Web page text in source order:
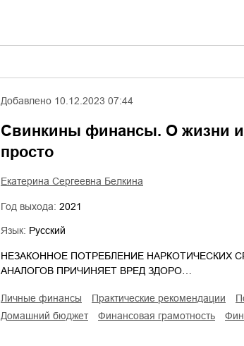
Добавлено 10.12.2023 07:44
Свинкины финансы. О жизни и
просто
Екатерина Сергеевна Белкина
Год выхода: 2021
Язык: Русский
НЕЗАКОННОЕ ПОТРЕБЛЕНИЕ НАРКОТИЧЕСКИХ
АНАЛОГОВ ПРИЧИНЯЕТ ВРЕД ЗДОРО…
личные финансы практические рекомендации
домашний бюджет
финансовая грамотность